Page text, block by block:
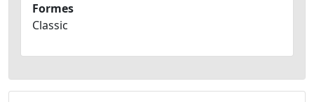
Formes
Classic